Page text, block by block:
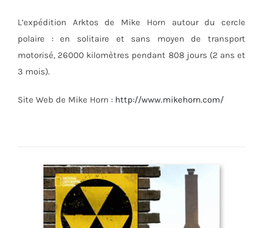
L’expédition Arktos de Mike Horn autour du cercle
polaire : en solitaire et sans moyen de transport
motorisé, 26000 kilomètres pendant 808 jours (2 ans et
3 mois).
Site Web de Mike Horn : http://www.mikehorn.com/